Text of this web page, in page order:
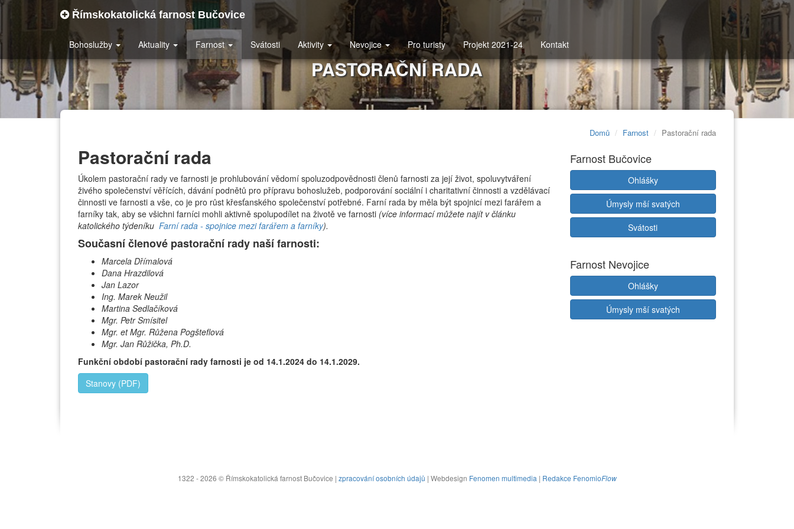
Římskokatolická farnost Bučovice
Bohoslužby Aktuality Farnost Svátosti Aktivity Nevojice Pro turisty Projekt 2021-24 Kontakt
PASTORAČNÍ RADA
Domů Farnost Pastorační rada
Pastorační rada
Úkolem pastorační rady ve farnosti je prohlubování vědomí spoluzodpovědnosti členů farnosti za její život, spoluvytváření
živého společenství věřících, dávání podnětů pro přípravu bohoslužeb, podporování sociální i charitativní činnosti a vzdělávací
činnosti ve farnosti a vše, co je pro růst křesťanského společenství potřebné. Farní rada by měla být spojnicí mezi farářem a
farníky tak, aby se všichni farníci mohli aktivně spolupodílet na životě ve farnosti (více informací můžete najít v článku
katolického týdeníku Farní rada - spojnice mezi farářem a farníky).
Současní členové pastorační rady naší farnosti:
Marcela Dřímalová
Dana Hrazdilová
Jan Lazor
Ing. Marek Neužil
Martina Sedlačíková
Mgr. Petr Smísitel
Mgr. et Mgr. Růžena Pogšteflová
Mgr. Jan Růžička, Ph.D.
Funkční období pastorační rady farnosti je od 14.1.2024 do 14.1.2029.
Stanovy (PDF)
Farnost Bučovice
Ohlášky
Úmysly mší svatých
Svátosti
Farnost Nevojice
Ohlášky
Úmysly mší svatých
1322 - 2026 © Římskokatolická farnost Bučovice | zpracování osobních údajů | Webdesign Fenomen multimedia | Redakce FenomioFlow